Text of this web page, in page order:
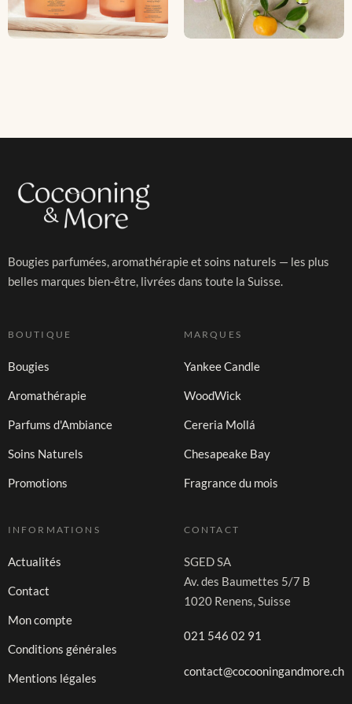
Bougies parfumées, aromathérapie et soins naturels — les plus
belles marques bien-être, livrées dans toute la Suisse.
BOUTIQUE
Bougies
Aromathérapie
Parfums d'Ambiance
Soins Naturels
Promotions
MARQUES
Yankee Candle
WoodWick
Cereria Mollá
Chesapeake Bay
Fragrance du mois
INFORMATIONS
Actualités
Contact
Mon compte
Conditions générales
Mentions légales
CONTACT
SGED SA
Av. des Baumettes 5/7 B
1020 Renens, Suisse
021 546 02 91
contact@cocooningandmore.ch